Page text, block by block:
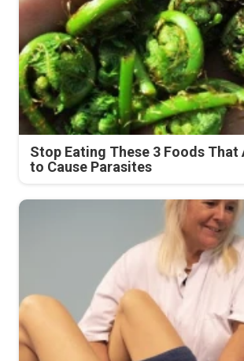
Stop Eating These 3 Foods That
to Cause Parasites